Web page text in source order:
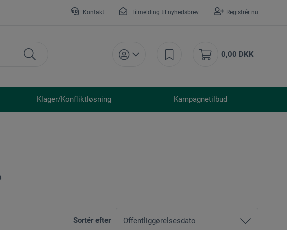
Kontakt Tilmelding til nyhedsbrev Registrér nu
0,00 DKK
Klager/Konfliktløsning Kampagnetilbud
Sortér efter